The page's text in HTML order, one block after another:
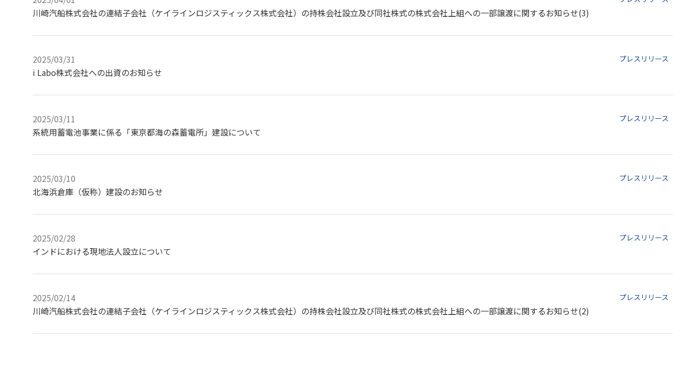
川崎汽船株式会社の連結子会社（ケイラインロジスティックス株式会社）の持株会社設立及び同社株式の株式会社上組への一部譲渡に関するお知らせ(3)
2025/03/31 プレスリリース
i Labo株式会社への出資のお知らせ
2025/03/11 プレスリリース
系統用蓄電池事業に係る「東京都海の森蓄電所」建設について
2025/03/10 プレスリリース
北海浜倉庫（仮称）建設のお知らせ
2025/02/28 プレスリリース
インドにおける現地法人設立について
2025/02/14 プレスリリース
川崎汽船株式会社の連結子会社（ケイラインロジスティックス株式会社）の持株会社設立及び同社株式の株式会社上組への一部譲渡に関するお知らせ(2)